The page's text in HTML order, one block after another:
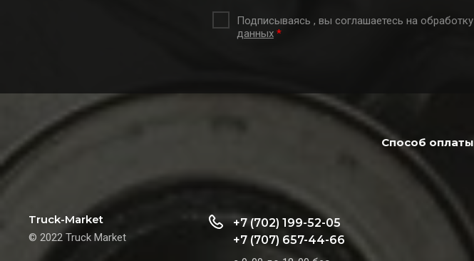
Подписываясь , вы соглашаетесь на обработку
данных *
Способ оплаты
Truck-Market
© 2022 Truck Market
+7 (702) 199-52-05
+7 (707) 657-44-66